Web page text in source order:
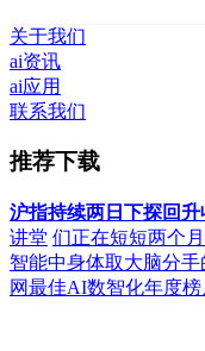
关于我们
ai资讯
ai应用
联系我们
推荐下载
沪指持续两日下探回
讲堂 们正在短短两个
智能中身体取大脑分手
网最佳AI数智化年度